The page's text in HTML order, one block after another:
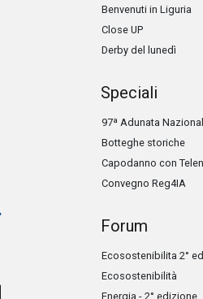
Benvenuti in Liguria
Close UP
Derby del lunedì
Speciali
97ª Adunata
Botteghe storiche
Capodanno con
Convegno Reg4IA
Forum
Ecosostenibilita 2°
Ecosostenibilità
Energia - 2° edizione